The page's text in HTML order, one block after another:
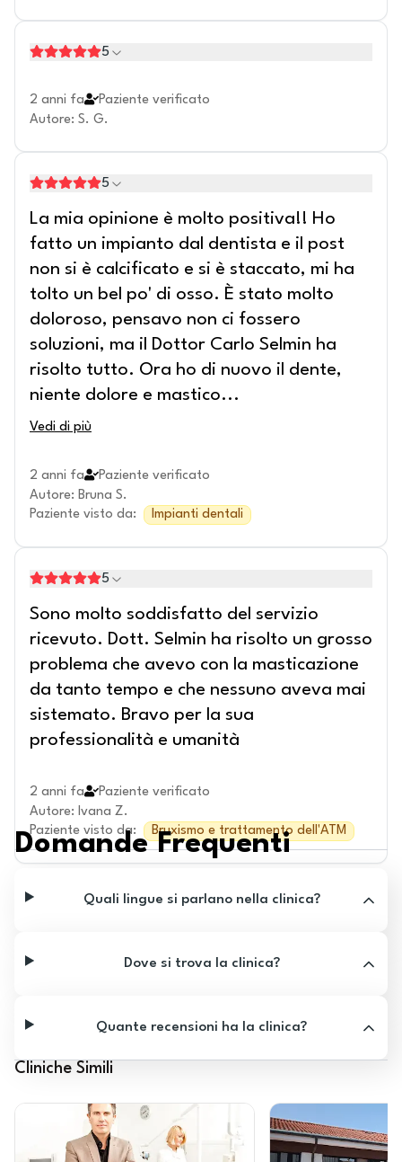
5
2 anni fa
Paziente verificato
Autore: S. G.
5
La mia opinione è molto positiva!! Ho
fatto un impianto dal dentista e il post
non si è calcificato e si è staccato, mi ha
tolto un bel po' di osso. È stato molto
doloroso, pensavo non ci fossero
soluzioni, ma il Dottor Carlo Selmin ha
risolto tutto. Ora ho di nuovo il dente,
niente dolore e mastico...
Vedi di più
2 anni fa
Paziente verificato
Autore: Bruna S.
Paziente visto da: Impianti dentali
5
Sono molto soddisfatto del servizio
ricevuto. Dott. Selmin ha risolto un grosso
problema che avevo con la masticazione
da tanto tempo e che nessuno aveva mai
sistemato. Bravo per la sua
professionalità e umanità
2 anni fa
Paziente verificato
Autore: Ivana Z.
Paziente visto da: Bruxismo e trattamento dell'ATM
Domande Frequenti
Quali lingue si parlano nella clinica?
Dove si trova la clinica?
Quante recensioni ha la clinica?
Cliniche Simili